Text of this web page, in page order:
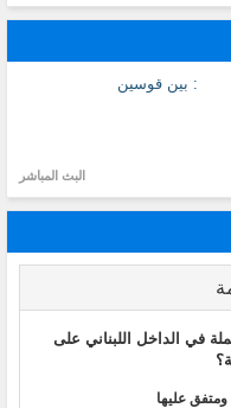
: بين قوسين
البث المباشر
في الداخل اللبناني على
ومتفق عليها